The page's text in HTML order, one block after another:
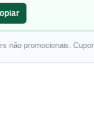
não promocionais.